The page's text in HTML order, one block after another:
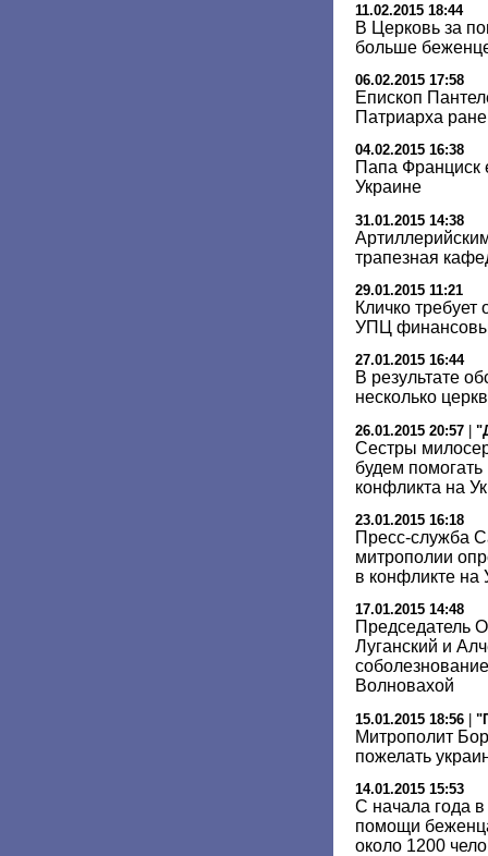
11.02.2015 18:44
В Церковь за
больше
06.02.2015 17:58
Епископ
Патриарха
04.02.2015 16:38
Папа Франциск
Украине
31.01.2015 14:38
трапезная
29.01.2015 11:21
Кличко
УПЦ
27.01.2015 16:44
В результате
несколько
26.01.2015 20:57 |
Сестры
будем
конфликта на
23.01.2015 16:18
Пресс-служба
митрополии
в конфликте на
17.01.2015 14:48
Председатель
Луганский и
Волновахой
15.01.2015 18:56 |
Митрополит
пожелать
14.01.2015 15:53
С начала года
помощи
около 1200